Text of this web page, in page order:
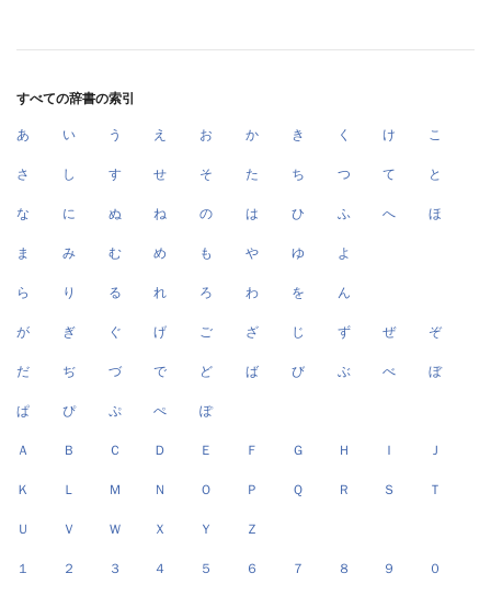
すべての辞書の索引
あ い う え お か き く け こ
さ し す せ そ た ち つ て と
な に ぬ ね の は ひ ふ へ ほ
ま み む め も や ゆ よ
ら り る れ ろ わ を ん
が ぎ ぐ げ ご ざ じ ず ぜ ぞ
だ ぢ づ で ど ば び ぶ べ ぼ
ぱ ぴ ぷ ぺ ぽ
Ａ Ｂ Ｃ Ｄ Ｅ Ｆ Ｇ Ｈ Ｉ Ｊ
Ｋ Ｌ Ｍ Ｎ Ｏ Ｐ Ｑ Ｒ Ｓ Ｔ
Ｕ Ｖ Ｗ Ｘ Ｙ Ｚ
１ ２ ３ ４ ５ ６ ７ ８ ９ ０